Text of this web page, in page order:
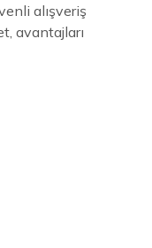
alışveriş
avantajları